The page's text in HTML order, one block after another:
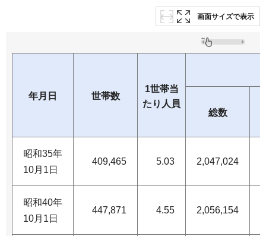
画面サイズで表示
年月日 世帯数
1世帯当
たり人員
総数
昭和35年
10月1日
409,465 5.03 2,047,024
昭和40年
10月1日
447,871 4.55 2,056,154